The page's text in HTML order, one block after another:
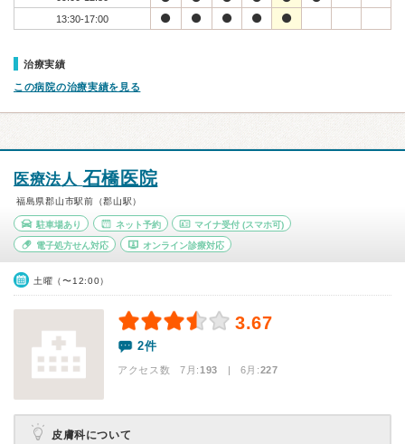
13:30-17:00
治療実績
この病院の治療実績を見る
医療法人 石橋医院
福島県郡山市駅前（郡山駅）
駐車場あり ネット予約 マイナ受付 (スマホ可)
電子処方せん対応 オンライン診療対応
土曜（〜12:00）
3.67
2件
アクセス数 7月:193 | 6月:227
皮膚科について